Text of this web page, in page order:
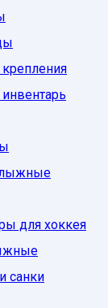
лыжные
для хоккея
санки